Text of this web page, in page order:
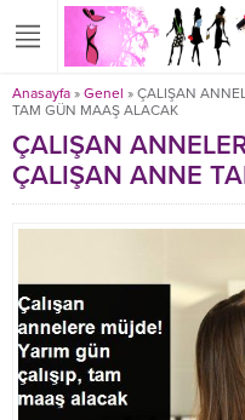
Anasayfa » Genel » ÇALIŞAN
TAM GÜN MAAŞ ALACAK
ÇALIŞAN
ÇALIŞAN ANNE